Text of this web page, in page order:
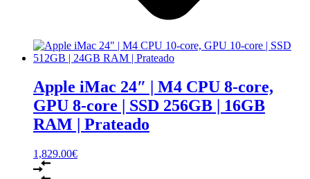
Apple iMac 24″ | M4 CPU 8‑core,
GPU 8-core | SSD 256GB | 16GB
RAM | Prateado
1,829.00€